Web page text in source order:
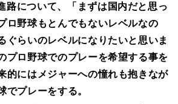
路について、「まずは国内だと思っ
ロ野球もとんでもないレベルなの
ぐらいのレベルになりたいと思いま
プロ野球でのプレーを希望する事を
的にはメジャーへの憧れも抱きなが
でプレーをする。